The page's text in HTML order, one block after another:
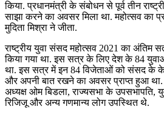
किया. प्रधानमंत्री के संबोधन से पूर्व तीन
साझा करने का अवसर मिला था. महोत्‍सव का
मुदिता मिश्रा ने जीता.
राष्‍ट्रीय युवा संसद महोत्‍सव 2021 का अंतिम
किया गया था. इस सत्र के लिए देश के 84
था. इस सत्र में इन 84 विजेताओं को संसद के
और अपनी बात रखने का अवसर प्राप्‍त हुआ था.
अध्‍यक्ष ओम बिडला, राज्‍यसभा के उपसभापति,
रिजिजू और अन्‍य गणमान्‍य लोग उपस्थित थे.